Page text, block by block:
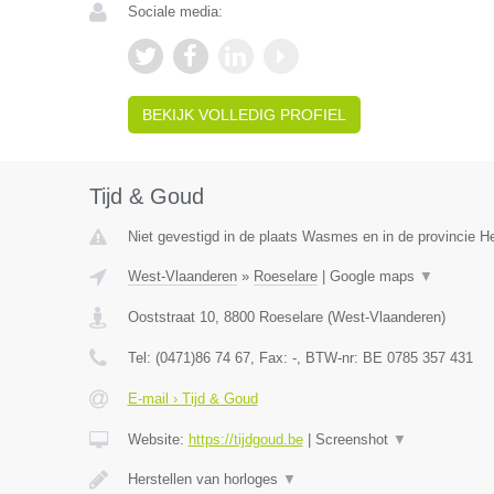
Sociale media:
BEKIJK VOLLEDIG PROFIEL
Tijd & Goud
Niet gevestigd in de plaats Wasmes en in de provincie
West-Vlaanderen» Roeselare| Google maps ▼
Ooststraat 10, 8800 Roeselare(West-Vlaanderen)
Tel: (0471)86 74 67, Fax: -, BTW-nr: BE 0785 357 431
E-mail › Tijd & Goud
Website: https://tijdgoud.be| Screenshot ▼
Herstellen van horloges ▼